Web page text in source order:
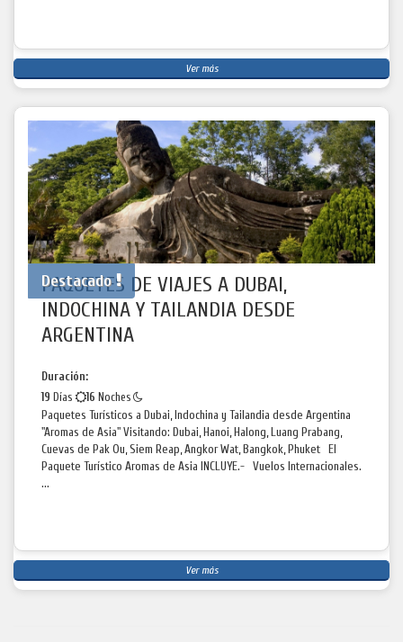
Ver más
Destacado
PAQUETES DE VIAJES A DUBAI,
INDOCHINA Y TAILANDIA DESDE
ARGENTINA
Duración:
19 Días 16 Noches
Paquetes Turísticos a Dubai, Indochina y Tailandia desde Argentina
"Aromas de Asia" Visitando: Dubai, Hanoi, Halong, Luang Prabang,
Cuevas de Pak Ou, Siem Reap, Angkor Wat, Bangkok, Phuket El
Paquete Turístico Aromas de Asia INCLUYE.- Vuelos Internacionales.
...
Ver más